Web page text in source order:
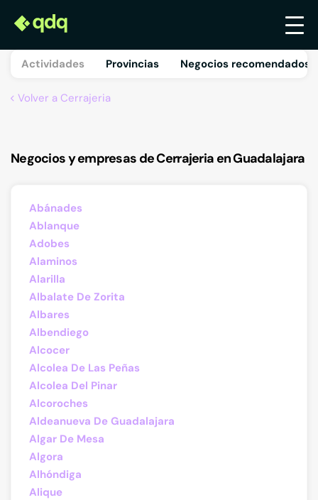
Actividades Provincias Negocios recomendados
Volver a Cerrajeria
Negocios y empresas de Cerrajeria en Guadalajara
Abánades
Ablanque
Adobes
Alaminos
Alarilla
Albalate De Zorita
Albares
Albendiego
Alcocer
Alcolea De Las Peñas
Alcolea Del Pinar
Alcoroches
Aldeanueva De Guadalajara
Algar De Mesa
Algora
Alhóndiga
Alique